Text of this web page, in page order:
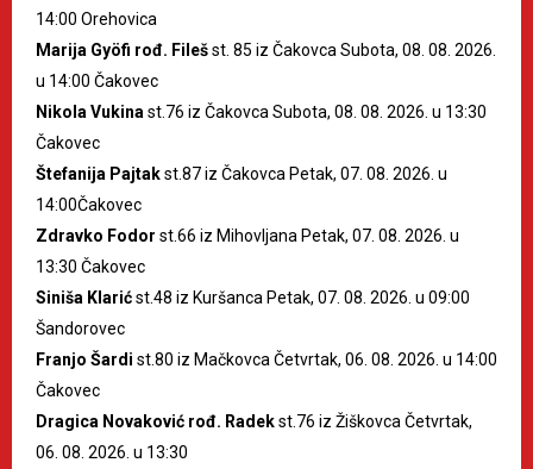
14:00 Orehovica
Marija Gyöfi rođ. Filešst. 85 iz Čakovca Subota, 08. 08. 2026.
u 14:00 Čakovec
Nikola Vukinast.76 iz Čakovca Subota, 08. 08. 2026. u 13:30
Čakovec
Štefanija Pajtakst.87 iz Čakovca Petak, 07. 08. 2026. u
14:00Čakovec
Zdravko Fodor st.66 iz Mihovljana Petak, 07. 08. 2026. u
13:30 Čakovec
Siniša Klarićst.48 iz Kuršanca Petak, 07. 08. 2026. u 09:00
Šandorovec
Franjo Šardi st.80 iz Mačkovca Četvrtak, 06. 08. 2026. u 14:00
Čakovec
Dragica Novaković rođ. Radekst.76 iz Žiškovca Četvrtak,
06. 08. 2026. u 13:30